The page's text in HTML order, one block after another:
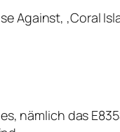
Against, ‚Coral
nämlich das